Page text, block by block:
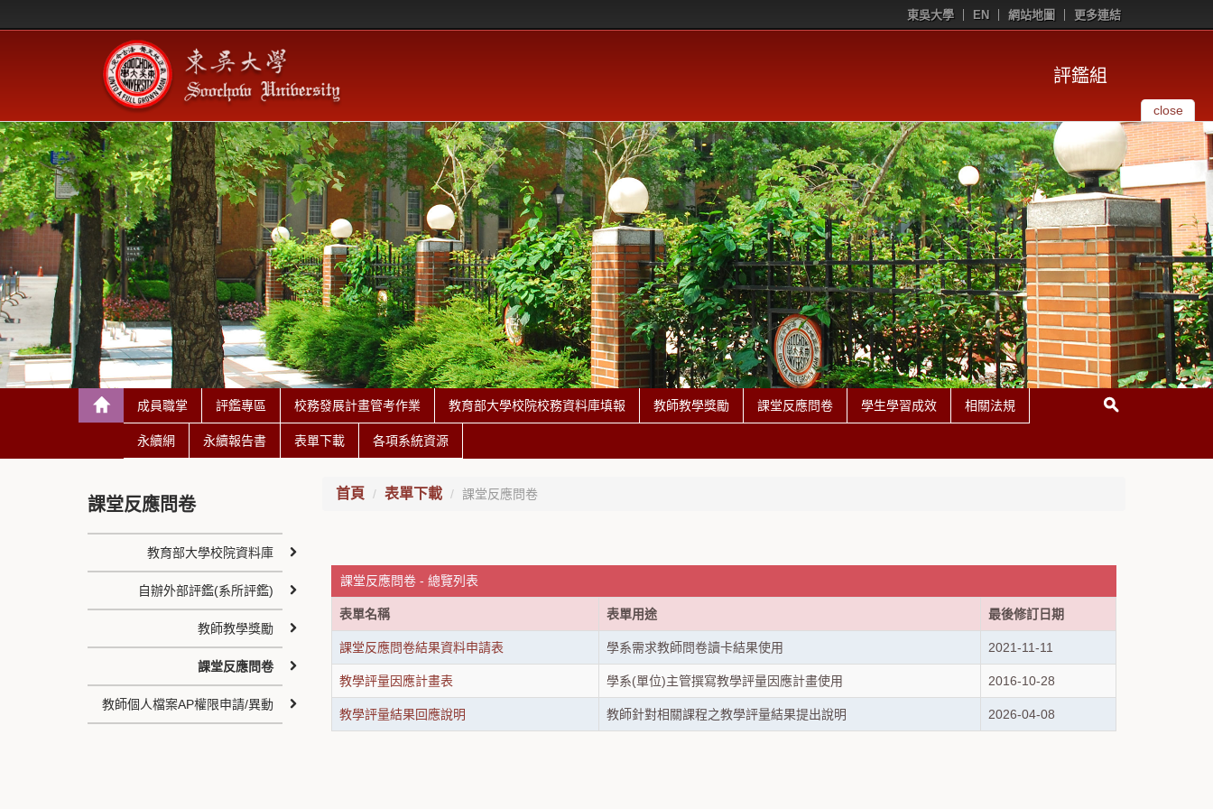
東吳大學 EN 網站地圖 更多連結
評鑑組
close
成員職掌 評鑑專區 校務發展計畫管考作業 教育部大學校院校務資料庫填報 教師教學獎勵 課堂反應問卷 學生學習成效 相關法規
永續網 永續報告書 表單下載 各項系統資源
首頁 表單下載 課堂反應問卷
課堂反應問卷 - 總覽列表
表單名稱 表單用途 最後修訂日期
課堂反應問卷結果資料申請表 學系需求教師問卷讀卡結果使用 2021-11-11
教學評量因應計畫表 學系(單位)主管撰寫教學評量因應計畫使用 2016-10-28
教學評量結果回應說明 教師針對相關課程之教學評量結果提出說明 2026-04-08
課堂反應問卷
教育部大學校院資料庫
自辦外部評鑑(系所評鑑)
教師教學獎勵
課堂反應問卷
教師個人檔案AP權限申請/異動